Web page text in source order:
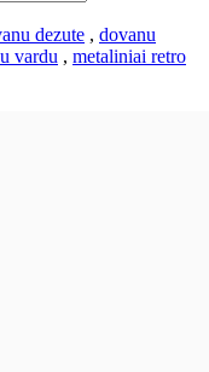
dezute , dovanu
vardu , metaliniai retro